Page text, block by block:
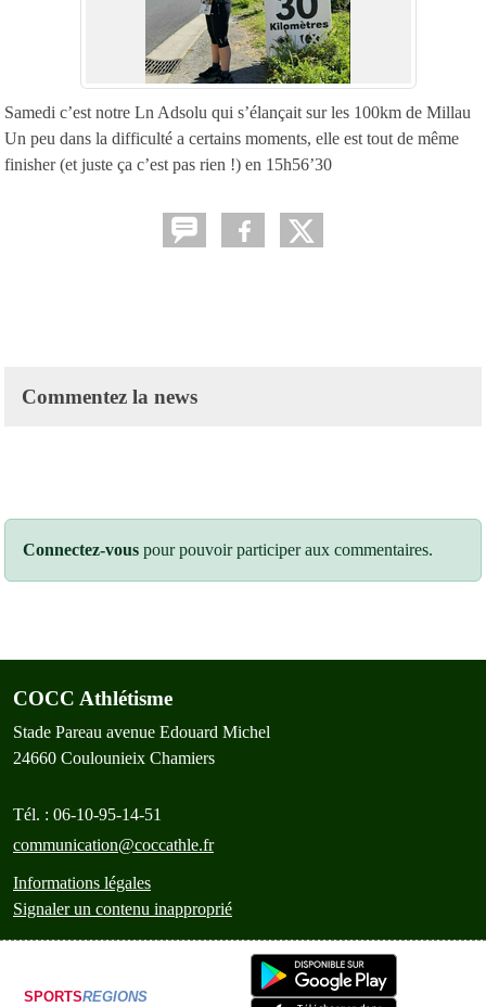
Samedi c’est notre Ln Adsolu qui s’élançait sur les 100km de Millau
Un peu dans la difficulté a certains moments, elle est tout de même
finisher (et juste ça c’est pas rien !) en 15h56’30
Commentez la news
Connectez-vous pour pouvoir participer aux commentaires.
COCC Athlétisme
Stade Pareau avenue Edouard Michel
24660 Coulounieix Chamiers
Tél. : 06-10-95-14-51
communication@coccathle.fr
Informations légales
Signaler un contenu inapproprié
SPORTSREGIONS